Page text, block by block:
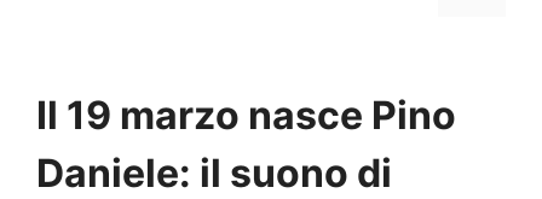
Il 19 marzo nasce Pino
Daniele: il suono di